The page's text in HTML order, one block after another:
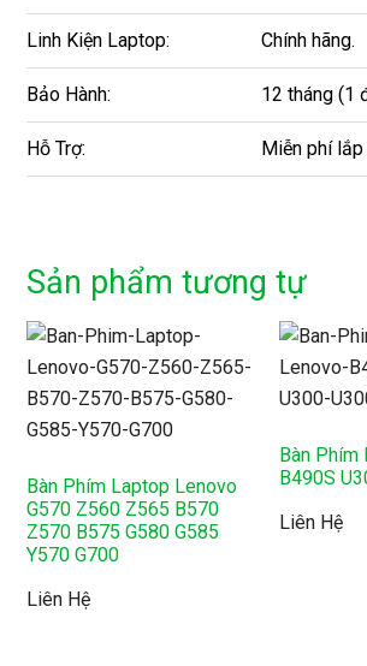
Linh Kiện Laptop: Chính hãng.
Bảo Hành: 12 tháng (1
Hỗ Trợ: Miễn phí
Sản phẩm tương tự
Bàn Phím Laptop Lenovo
G570 Z560 Z565 B570
Z570 B575 G580 G585
Y570 G700
Liên Hệ
Bàn Phím
B490S
Liên Hệ